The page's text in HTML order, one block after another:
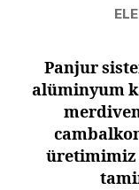
Panjur
alüminyum
üretimimiz